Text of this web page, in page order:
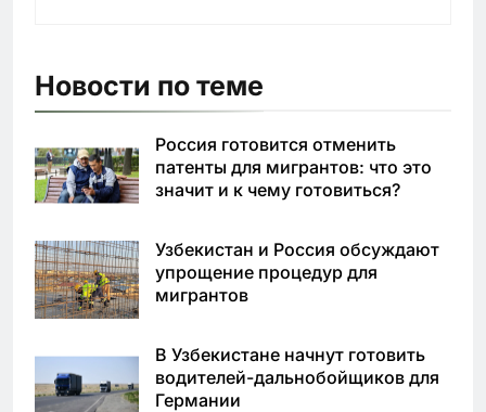
Новости по теме
Россия готовится отменить
патенты для мигрантов: что это
значит и к чему готовиться?
Узбекистан и Россия обсуждают
упрощение процедур для
мигрантов
В Узбекистане начнут готовить
водителей-дальнобойщиков для
Германии